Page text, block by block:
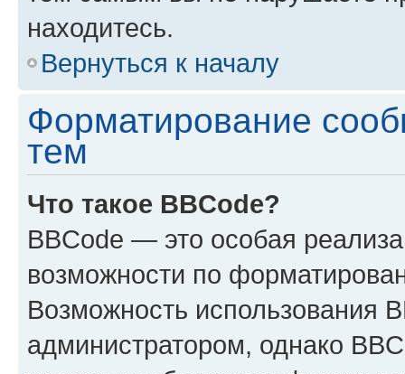
находитесь.
Вернуться к началу
Форматирование
тем
Что такое BBCode?
BBCode — это особая
возможности по
Возможность использования
администратором, однако